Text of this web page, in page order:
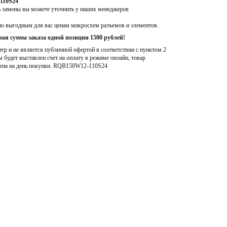
замены вы можете уточнить у наших менеджеров
выгодным для вас ценам микросхем разъемов и элементов.
сумма заказа одной позиции 1500 рублей!
и не является публичной офертой в соответствии с пунктом 2
выставлен счет на оплату в режиме онлайн, товар
на день покупки. RQB150W12-110S24